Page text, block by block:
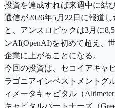
投資を達成すれば来週中に結
通信が2026年5月22日に報道
と、アンスロピックは3月に
ンAI(OpenAI)を初めて超え、
企業に上がることになる。
今回の投資は、セコイアキャ
ラゴニアインベストメントグ
ィメータキャピタル（